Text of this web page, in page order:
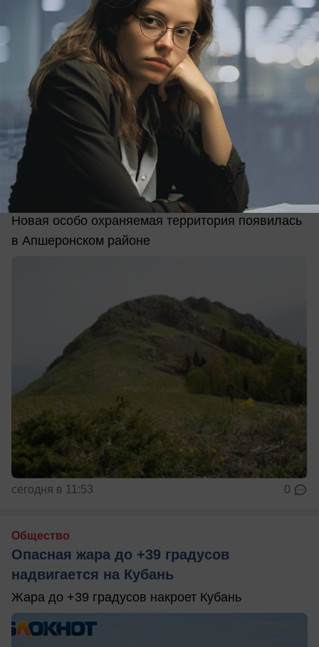
сегодня в 12:16 0
Общество
Памятник природы с редкими
животными взяли под охрану на Кубани
Новая особо охраняемая территория появилась
в Апшеронском районе
сегодня в 11:53 0
Общество
Опасная жара до +39 градусов
надвигается на Кубань
Жара до +39 градусов накроет Кубань